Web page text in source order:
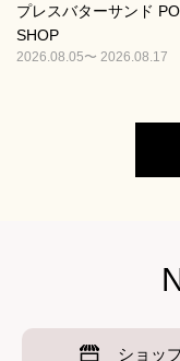
プレスバターサンド
SHOP
2026.08.05〜 2026.08.17
ショッ